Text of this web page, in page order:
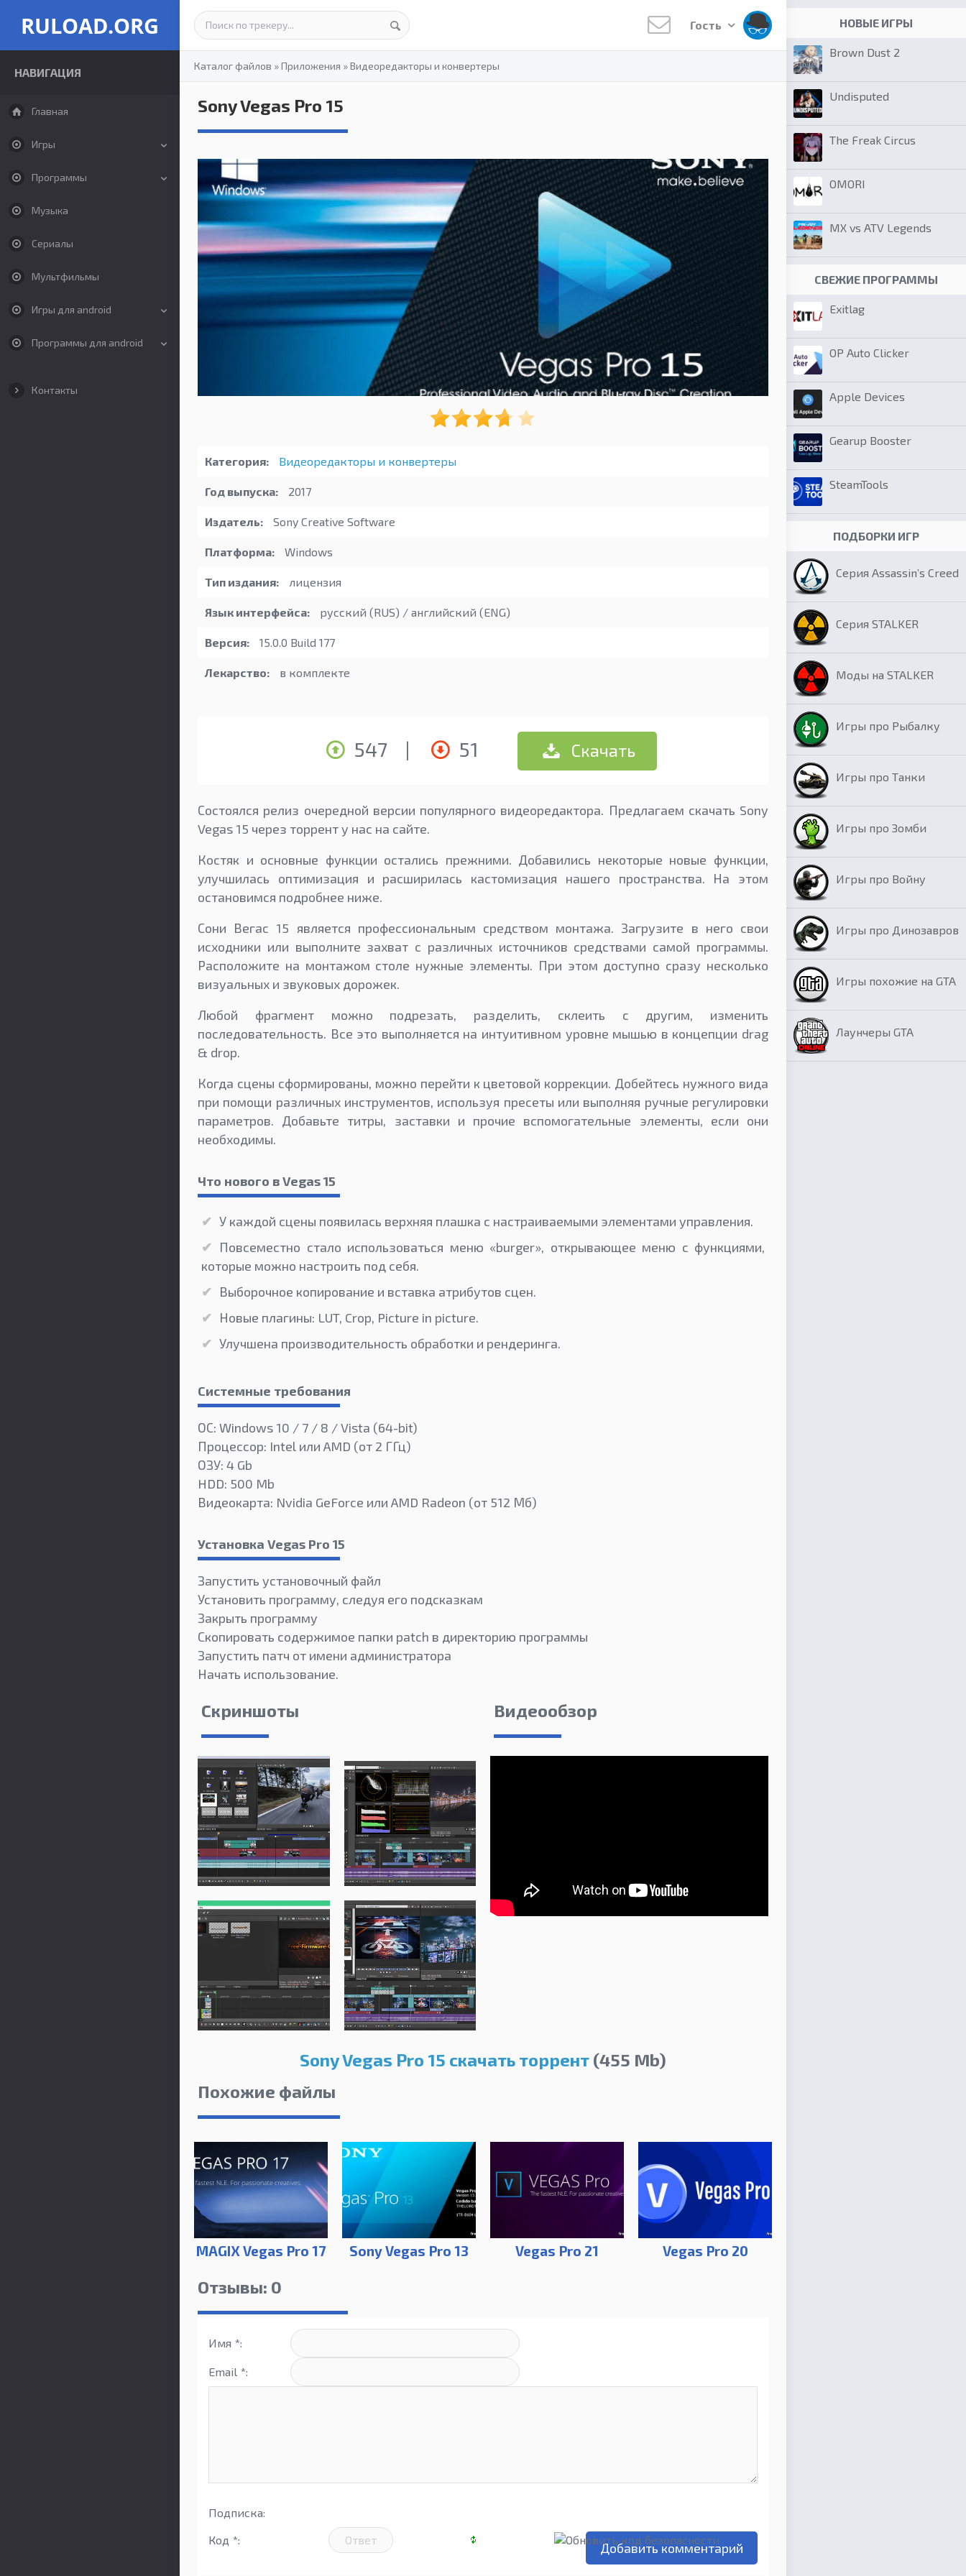
RULOAD.ORG
НАВИГАЦИЯ
Главная
Игры
Программы
Музыка
Сериалы
Мультфильмы
Игры для android
Программы для android
Контакты
Гость
Каталог файлов »Приложения »Видеоредакторы и конвертеры
Sony Vegas Pro 15
Категория: Видеоредакторы и конвертеры
Год выпуска: 2017
Издатель: Sony Creative Software
Платформа: Windows
Тип издания: лицензия
Язык интерфейса: русский (RUS) / английский (ENG)
Версия: 15.0.0 Build 177
Лекарство: в комплекте
547 | 51 Скачать
Состоялся релиз очередной версии популярного видеоредактора. Предлагаем скачать Sony
Vegas 15 через торрент у нас на сайте.
Костяк и основные функции остались прежними. Добавились некоторые новые функции,
улучшилась оптимизация и расширилась кастомизация нашего пространства. На этом
остановимся подробнее ниже.
Сони Вегас 15 является профессиональным средством монтажа. Загрузите в него свои
исходники или выполните захват с различных источников средствами самой программы.
Расположите на монтажом столе нужные элементы. При этом доступно сразу несколько
визуальных и звуковых дорожек.
Любой фрагмент можно подрезать, разделить, склеить с другим, изменить
последовательность. Все это выполняется на интуитивном уровне мышью в концепции drag
& drop.
Когда сцены сформированы, можно перейти к цветовой коррекции. Добейтесь нужного вида
при помощи различных инструментов, используя пресеты или выполняя ручные регулировки
параметров. Добавьте титры, заставки и прочие вспомогательные элементы, если они
необходимы.
Что нового в Vegas 15
У каждой сцены появилась верхняя плашка с настраиваемыми элементами управления.
Повсеместно стало использоваться меню «burger», открывающее меню с функциями,
которые можно настроить под себя.
Выборочное копирование и вставка атрибутов сцен.
Новые плагины: LUT, Crop, Picture in picture.
Улучшена производительность обработки и рендеринга.
Системные требования
ОС: Windows 10 / 7 / 8 / Vista (64-bit)
Процессор: Intel или AMD (от 2 ГГц)
ОЗУ: 4 Gb
HDD: 500 Mb
Видеокарта: Nvidia GeForce или AMD Radeon (от 512 Мб)
Установка Vegas Pro 15
Запустить установочный файл
Установить программу, следуя его подсказкам
Закрыть программу
Скопировать содержимое папки patch в директорию программы
Запустить патч от имени администратора
Начать использование.
Скриншоты Видеообзор
Sony Vegas Pro 15 скачать торрент (455 Mb)
Похожие файлы
MAGIX Vegas Pro 17 Sony Vegas Pro 13 Vegas Pro 21 Vegas Pro 20
Отзывы: 0
Имя *:
Email *:
Подписка:
Код *:
НОВЫЕ ИГРЫ
Brown Dust 2
Undisputed
The Freak Circus
OMORI
MX vs ATV Legends
СВЕЖИЕ ПРОГРАММЫ
Exitlag
OP Auto Clicker
Apple Devices
Gearup Booster
SteamTools
ПОДБОРКИ ИГР
Серия Assassin’s Creed
Серия STALKER
Моды на STALKER
Игры про Рыбалку
Игры про Танки
Игры про Зомби
Игры про Войну
Игры про Динозавров
Игры похожие на GTA
Лаунчеры GTA